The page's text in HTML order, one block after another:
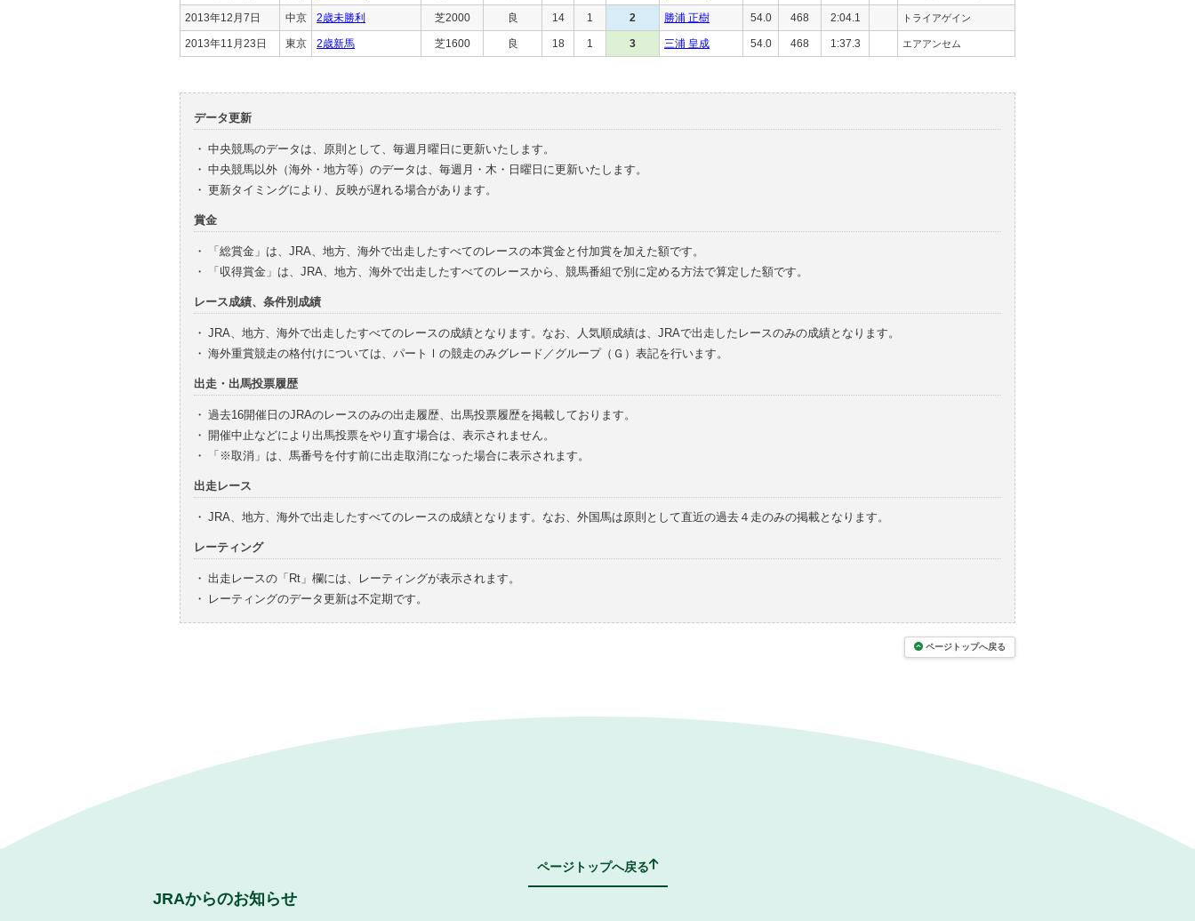
2013年12月7日 中京 2歳未勝利 芝2000 良 14 1 2 勝浦 正樹 54.0 468 2:04.1 トライアゲイン
2013年11月23日 東京 2歳新馬 芝1600 良 18 1 3 三浦 皇成 54.0 468 1:37.3 エアアンセム
データ更新
・ 中央競馬のデータは、原則として、毎週月曜日に更新いたします。
・ 中央競馬以外（海外・地方等）のデータは、毎週月・木・日曜日に更新いたします。
・ 更新タイミングにより、反映が遅れる場合があります。
賞金
・
「総賞金」は、JRA、地方、海外で出走したすべてのレースの本賞金と付加賞を加えた額です。
・
「収得賞金」は、JRA、地方、海外で出走したすべてのレースから、競馬番組で別に定める方法で算定した額です。
レース成績、条件別成績
・ JRA、地方、海外で出走したすべてのレースの成績となります。なお、人気順成績は、JRAで出走したレースのみの成績となります。
・ 海外重賞競走の格付けについては、パートⅠの競走のみグレード／グループ（Ｇ）表記を行います。
出走・出馬投票履歴
・ 過去16開催日のJRAのレースのみの出走履歴、出馬投票履歴を掲載しております。
・ 開催中止などにより出馬投票をやり直す場合は、表示されません。
・
「※取消」は、馬番号を付す前に出走取消になった場合に表示されます。
出走レース
・ JRA、地方、海外で出走したすべてのレースの成績となります。なお、外国馬は原則として直近の過去４走のみの掲載となります。
レーティング
・ 出走レースの「Rt」欄には、レーティングが表示されます。
・
レーティングのデータ更新は不定期です。
ページトップへ戻る
ページトップへ戻る
JRAからのお知らせ